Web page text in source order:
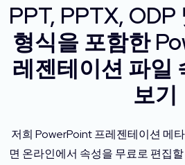
PPT, PPTX, ODP
형식을 포함한
레젠테이션 파일
보기
저희 PowerPoint 프레젠테이션 메
면 온라인에서 속성을 무료로 편집